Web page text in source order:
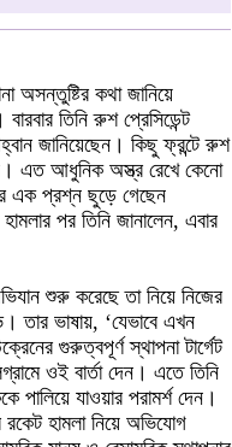
অসন্তুষ্টির কথা জানিয়ে
তিনি রুশ প্রেসিডেন্ট
জানিয়েছেন। কিছু ফ্রন্টে রুশ
এত আধুনিক অস্ত্র রেখে কেনো
এক প্রশ্ন ছুড়ে গেছেন
পর তিনি জানালেন, এবার
শুরু করেছে তা নিয়ে নিজের
তার ভাষায়, ‘যেভাবে এখন
গুরুত্বপূর্ণ স্থাপনা টার্গেট
ওই বার্তা দেন। এতে তিনি
পালিয়ে যাওয়ার পরামর্শ দেন।
হামলা নিয়ে অভিযোগ